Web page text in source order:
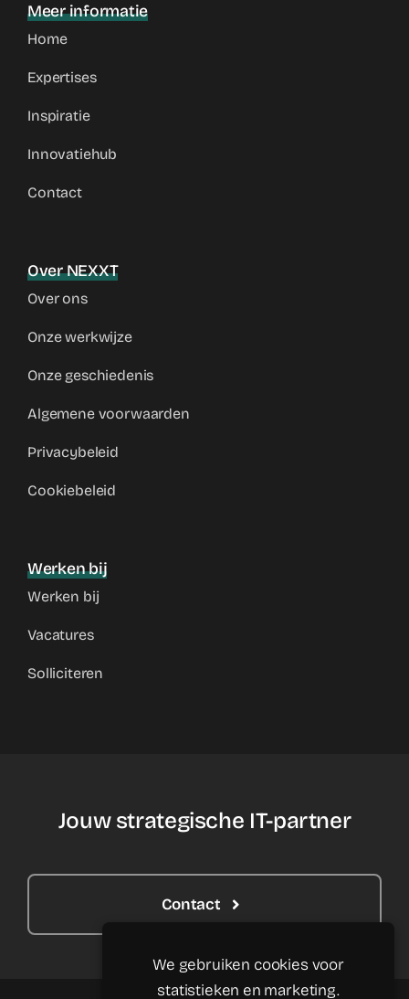
We gebruiken cookies voor
statistieken en marketing.
Meer informatie
Home
Expertises
Inspiratie
Innovatiehub
Contact
Over NEXXT
Over ons
Onze werkwijze
Onze geschiedenis
Algemene voorwaarden
Privacybeleid
Cookiebeleid
Werken bij
Werken bij
Vacatures
Solliciteren
Jouw strategische IT-partner
Contact